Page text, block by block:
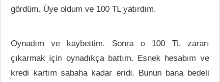
gördüm. Üye oldum ve 100 TL yatırdım.
Oynadım ve kaybettim. Sonra o 100 TL zararı
çıkarmak için oynadıkça battım. Esnek hesabım ve
kredi kartım sabaha kadar eridi. Bunun bana bedeli